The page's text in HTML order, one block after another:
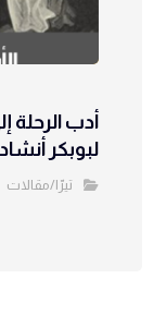
أدب الرحلة
لبوبكر أنشاد
تيرّا/مقالات